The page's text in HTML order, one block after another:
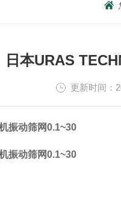
日本URAS
更新时间
振动筛网0.1~30
振动筛网0.1~30